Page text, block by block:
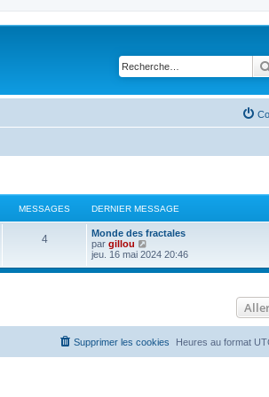
MESSAGES DERNIER MESSAGE
4
Monde des fractales
par gillou
o
r
r
n
i
e
jeu. 16 mai 2024 20:46
Heures au format
Supprimer les cookies